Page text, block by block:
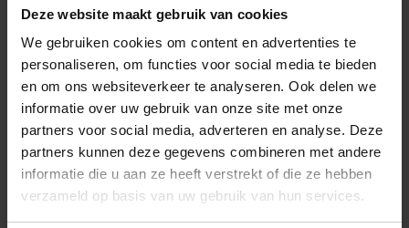
Deze website maakt gebruik van cookies
We gebruiken cookies om content en advertenties te
personaliseren, om functies voor social media te bieden
en om ons websiteverkeer te analyseren. Ook delen we
informatie over uw gebruik van onze site met onze
partners voor social media, adverteren en analyse. Deze
partners kunnen deze gegevens combineren met andere
informatie die u aan ze heeft verstrekt of die ze hebben
verzameld op basis van uw gebruik van hun services.
Gerelateerde producten
NORSTONE
Norstone Nroban Banaan
set van vier stuks
Op voorraad
€19,90
NORSTONE
Norstone Banaanplug